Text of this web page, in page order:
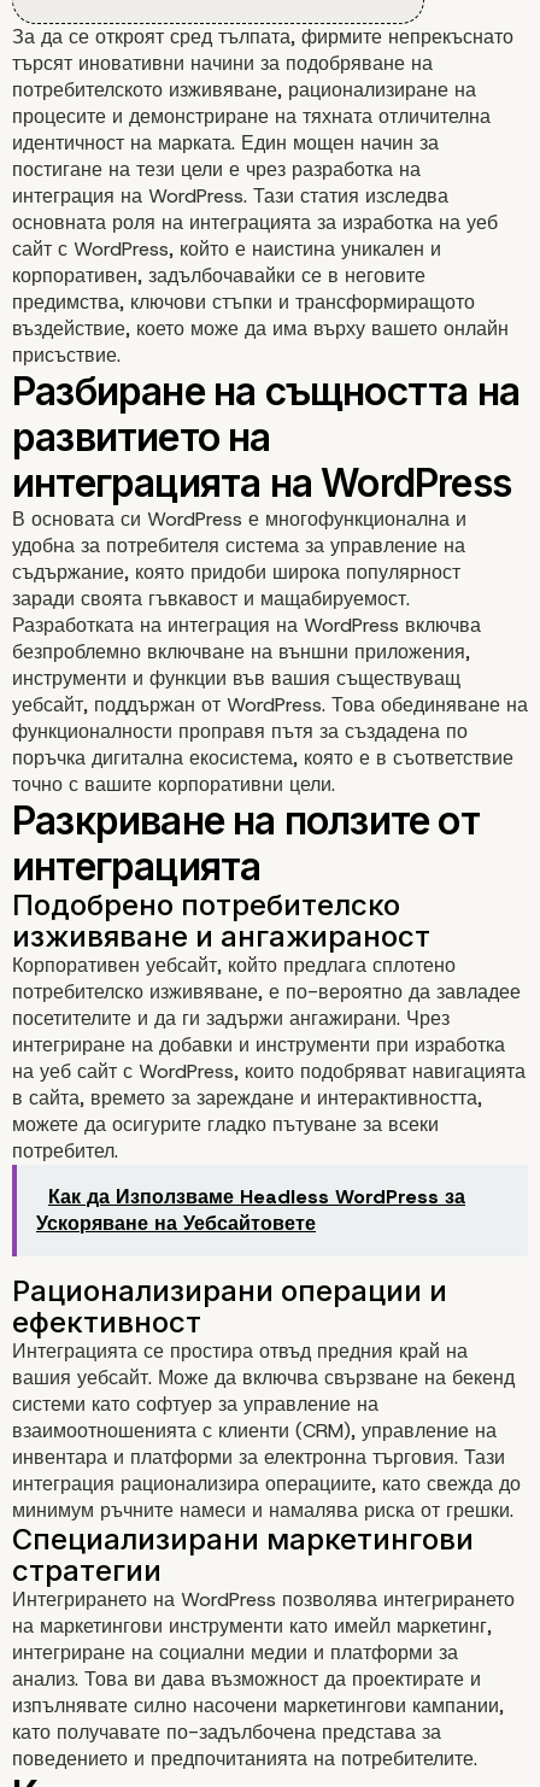
За да се откроят сред тълпата, фирмите непрекъснато
търсят иновативни начини за подобряване на
потребителското изживяване, рационализиране на
процесите и демонстриране на тяхната отличителна
идентичност на марката. Един мощен начин за
постигане на тези цели е чрез разработка на
интеграция на WordPress. Тази статия изследва
основната роля на интеграцията за изработка на уеб
сайт с WordPress, който е наистина уникален и
корпоративен, задълбочавайки се в неговите
предимства, ключови стъпки и трансформиращото
въздействие, което може да има върху вашето онлайн
присъствие.
Разбиране на
развитието на
интеграцията на
В основата си WordPress е многофункционална и
удобна за потребителя система за управление на
съдържание, която придоби широка популярност
заради своята гъвкавост и мащабируемост.
Разработката на интеграция на WordPress включва
безпроблемно включване на външни приложения,
инструменти и функции във вашия съществуващ
уебсайт, поддържан от WordPress. Това обединяване на
функционалности проправя пътя за създадена по
поръчка дигитална екосистема, която е в съответствие
точно с вашите корпоративни цели.
Разкриване на
интеграцията
Подобрено потребителско
изживяване и ангажираност
Корпоративен уебсайт, който предлага сплотено
потребителско изживяване, е по-вероятно да завладее
посетителите и да ги задържи ангажирани. Чрез
интегриране на добавки и инструменти при изработка
на уеб сайт с WordPress, които подобряват навигацията
в сайта, времето за зареждане и интерактивността,
можете да осигурите гладко пътуване за всеки
потребител.
Как да Използваме Headless WordPress за
Ускоряване на Уебсайтовете
Интеграцията се простира отвъд предния край на
вашия уебсайт. Може да включва свързване на бекенд
системи като софтуер за управление на
взаимоотношенията с клиенти (CRM), управление на
инвентара и платформи за електронна търговия. Тази
интеграция рационализира операциите, като свежда до
минимум ръчните намеси и намалява риска от грешки.
Интегрирането на WordPress позволява интегрирането
на маркетингови инструменти като имейл маркетинг,
интегриране на социални медии и платформи за
анализ. Това ви дава възможност да проектирате и
изпълнявате силно насочени маркетингови кампании,
като получавате по-задълбочена представа за
поведението и предпочитанията на потребителите.